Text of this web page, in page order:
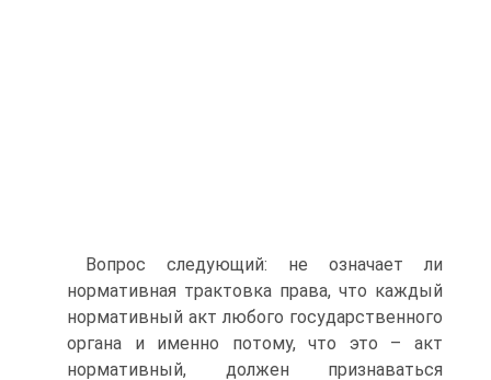
Вопрос следующий: не означает ли
нормативная трактовка права, что каждый
нормативный акт любого государственного
органа и именно потому, что это – акт
нормативный, должен признаваться